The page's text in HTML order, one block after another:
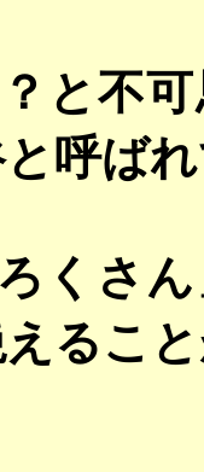
と不
呼ば
くさ
るこ